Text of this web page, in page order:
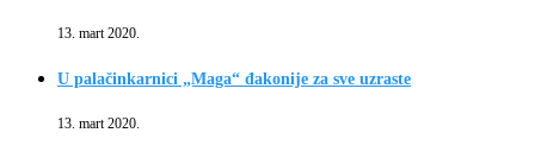
13. mart 2020.
U palačinkarnici „Maga“ đakonije za sve uzraste
13. mart 2020.